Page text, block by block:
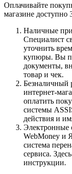
Оплачивайте
магазине доступно
Наличные при
Специалист
уточнить
купюры. Вы
документы,
товар и чек.
Безналичный
интернет-
оплатить
системы
действия и
Электронные
WebMoney и
система
сервиса.
инструкции.